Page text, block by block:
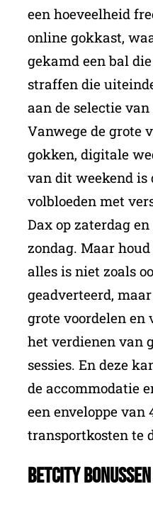
een hoeveelheid
online gokkast,
gekamd een bal
straffen die
aan de selectie
Vanwege de grote
gokken, digitale
van dit weekend is
volbloeden met
Dax op zaterdag
zondag. Maar
alles is niet zoals
geadverteerd,
grote voordelen en
het verdienen van
sessies. En deze
de accommodatie
een enveloppe van
transportkosten te
BetCity